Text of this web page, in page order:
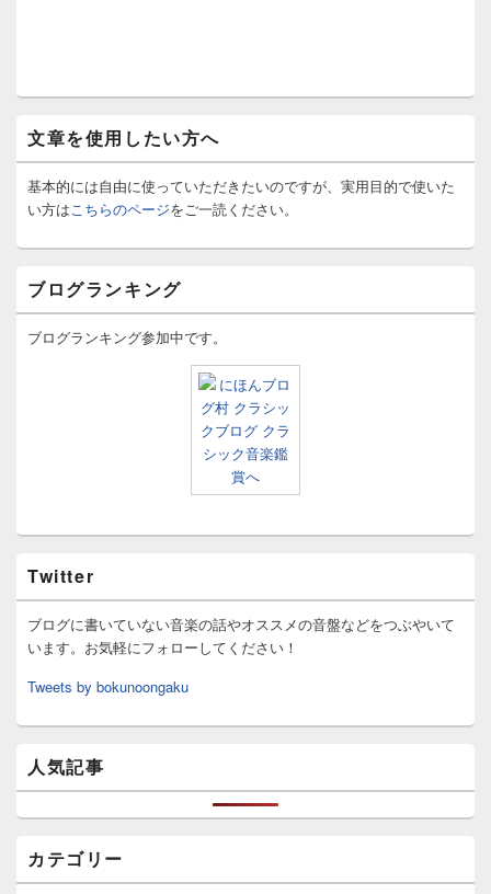
文章を使用したい方へ
基本的には自由に使っていただきたいのですが、実用目的で使いた
い方はこちらのページをご一読ください。
ブログランキング
ブログランキング参加中です。
Twitter
ブログに書いていない音楽の話やオススメの音盤などをつぶやいて
います。お気軽にフォローしてください！
Tweets by bokunoongaku
人気記事
カテゴリー